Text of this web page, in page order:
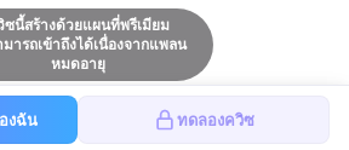
ซนี้สร้างด้วยแผนที่พรีเมียม
ารถเข้าถึงได้เนื่องจากแพลน
หมดอายุ
งฉัน ทดลองควิซ